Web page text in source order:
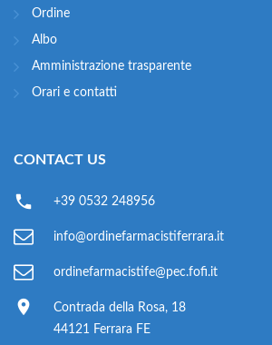
Ordine
Albo
Amministrazione trasparente
Orari e contatti
CONTACT US
+39 0532 248956
info@ordinefarmacistiferrara.it
ordinefarmacistife@pec.fofi.it
Contrada della Rosa, 18
44121 Ferrara FE